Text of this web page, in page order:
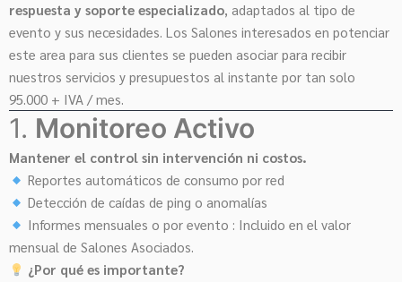
respuesta y soporte especializado, adaptados al tipo de
evento y sus necesidades. Los Salones interesados en potenciar
este area para sus clientes se pueden asociar para recibir
nuestros servicios y presupuestos al instante por tan solo
95.000 + IVA / mes.
1. Monitoreo Activo
Mantener el control sin intervención ni costos.
Reportes automáticos de consumo por red
Detección de caídas de ping o anomalías
Informes mensuales o por evento : Incluido en el valor
mensual de Salones Asociados.
¿Por qué es importante?